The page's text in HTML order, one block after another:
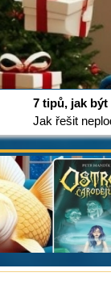
7 tipů, jak
Jak řešit